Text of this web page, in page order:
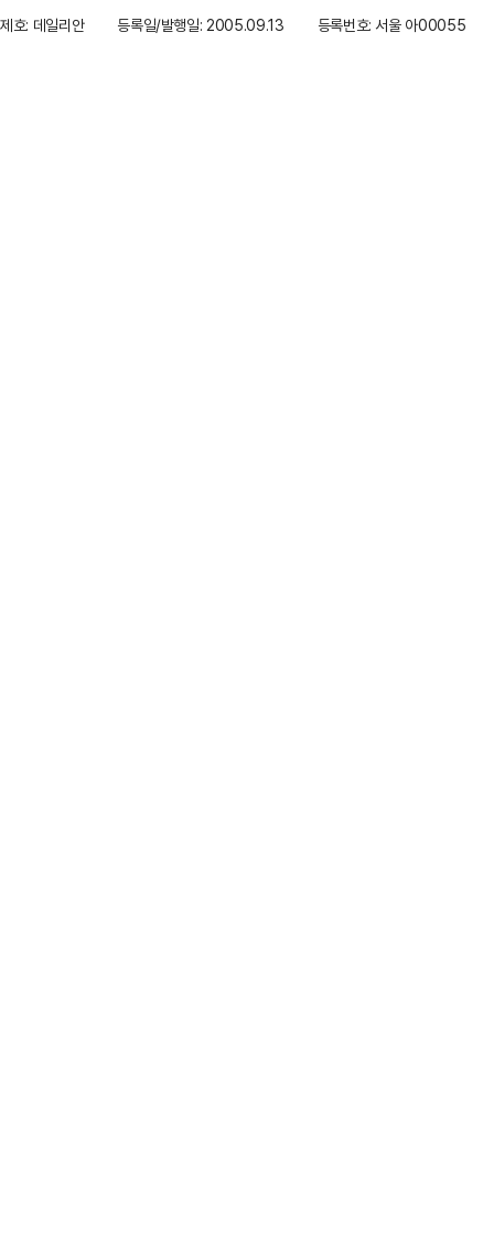
제호: 데일리안
등록일/발행일: 2005.09.13 등록번호: 서울 아00055